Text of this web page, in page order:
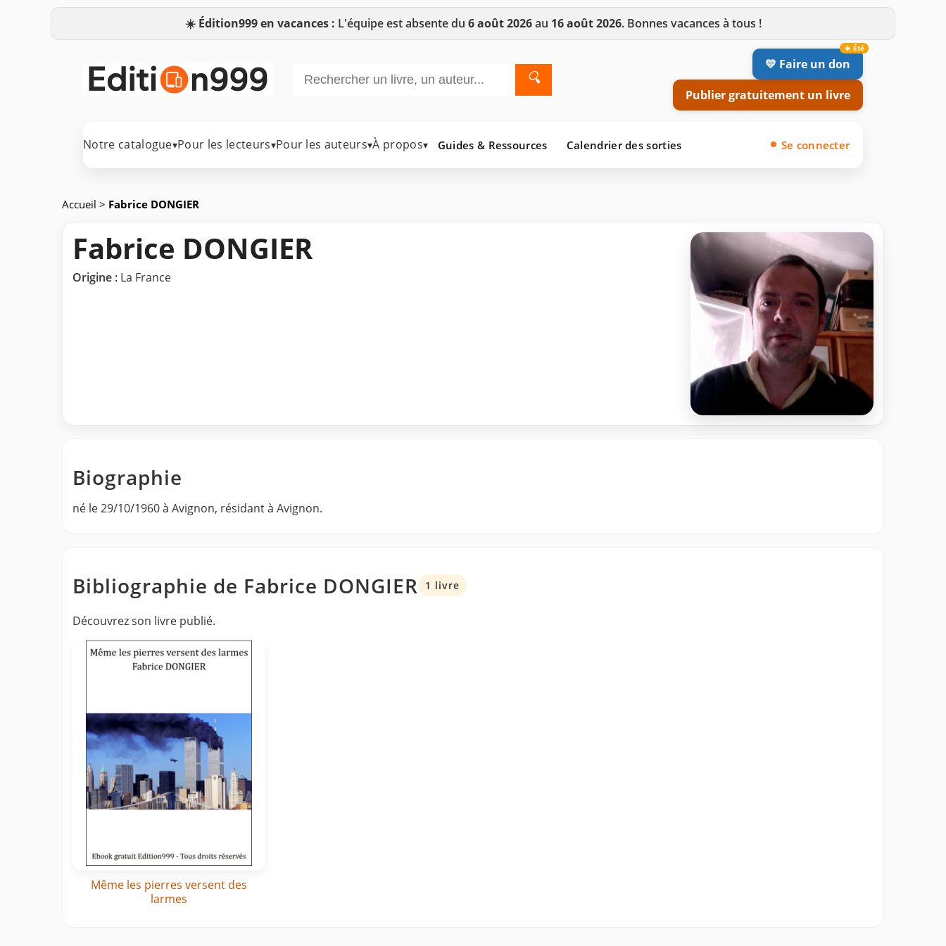
☀️ Édition999 en vacances : L'équipe est absente du 6 août 2026au 16 août 2026. Bonnes vacances à tous !
🔍
💛 Faire un don
Publier gratuitement un livre
Notre catalogue▾Pour les lecteurs▾Pour les auteurs▾À propos▾ Guides & Ressources Calendrier des sorties Se connecter
Accueil > Fabrice DONGIER
Fabrice DONGIER
Origine : La France
Biographie
né le 29/10/1960 à Avignon, résidant à Avignon.
Bibliographie de Fabrice DONGIER 1 livre
Découvrez son livre publié.
Même les pierres versent des
larmes